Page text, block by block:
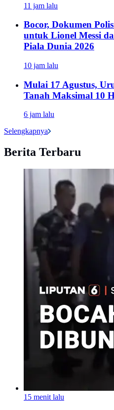
11 jam lalu
Bocor, Dokumen
untuk Lionel Messi
Piala Dunia 2026
10 jam lalu
Mulai 17 Agustus,
Tanah Maksimal 10
6 jam lalu
Selengkapnya
Berita Terbaru
15 menit lalu